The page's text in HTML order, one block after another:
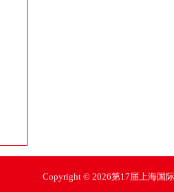
Copyright © 2026第17届上海国